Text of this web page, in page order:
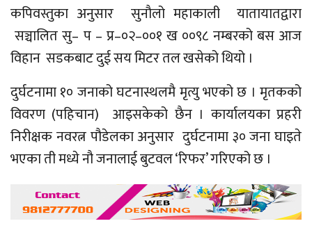
कपिवस्तुका अनुसार सुनाैलो महाकाली यातायातद्वारा
सञ्चालित सु– प – प्र–०२–००१ ख ००९८ नम्बरको बस आज
विहान सडकबाट दुई सय मिटर तल खसेको थियो ।
दुर्घटनामा १० जनाको घटनास्थलमै मृत्यु भएको छ । मृतकको
विवरण (पहिचान) आइसकेको छैन । कार्यालयका प्रहरी
निरीक्षक नवरत्न पौडेलका अनुसार दुर्घटनामा ३० जना घाइते
भएका ती मध्ये नौ जनालाई बुटवल ‘रिफर’ गरिएको छ ।